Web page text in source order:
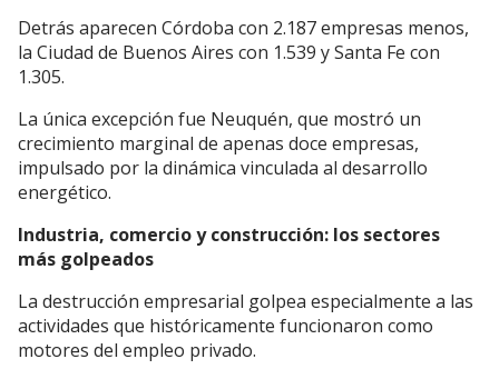
Detrás aparecen Córdoba con 2.187 empresas menos,
la Ciudad de Buenos Aires con 1.539 y Santa Fe con
1.305.
La única excepción fue Neuquén, que mostró un
crecimiento marginal de apenas doce empresas,
impulsado por la dinámica vinculada al desarrollo
energético.
Industria, comercio y construcción: los sectores
más golpeados
La destrucción empresarial golpea especialmente a las
actividades que históricamente funcionaron como
motores del empleo privado.